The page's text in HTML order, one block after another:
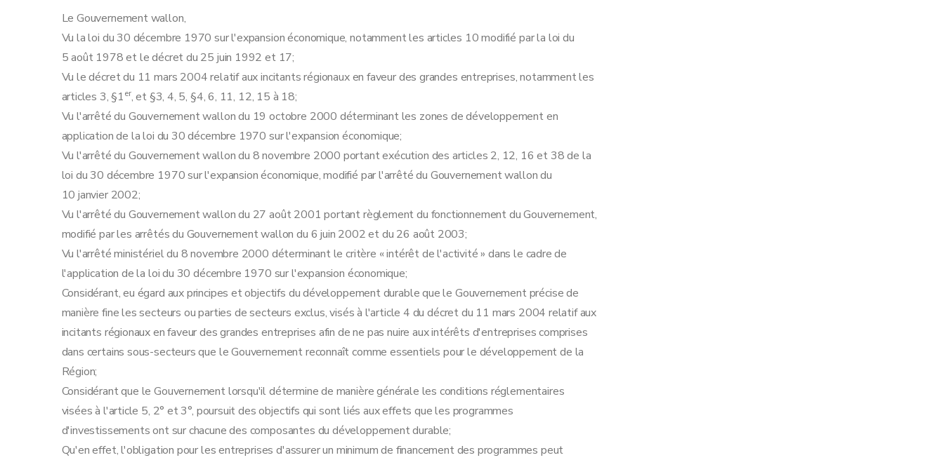
Art. 9
Art. 9bis
Art. 10
Art. 11
Art. 11bis
Art. 12
Art.12bis
Art. 13
Art. 14
Art. 15
Art. 16
Art. 17
Art.17bis
Art.17ter
Art. 18
Art. 19
Art. 20
Art. 21
Section 2
Art. 22
Section 3 La garantie
Art. 23
Le Gouvernement wallon,
Vu la loi du 30 décembre 1970 sur l'expansion économique, notamment les articles 10 modifié par la loi du
5 août 1978 et le décret du 25 juin 1992 et 17;
Vu le décret du 11 mars 2004 relatif aux incitants régionaux en faveur des grandes entreprises, notamment les
articles 3, §1er, et §3, 4, 5, §4, 6, 11, 12, 15 à 18;
Vu l'arrêté du Gouvernement wallon du 19 octobre 2000 déterminant les zones de développement en
application de la loi du 30 décembre 1970 sur l'expansion économique;
Vu l'arrêté du Gouvernement wallon du 8 novembre 2000 portant exécution des articles 2, 12, 16 et 38 de la
loi du 30 décembre 1970 sur l'expansion économique, modifié par l'arrêté du Gouvernement wallon du
10 janvier 2002;
Vu l'arrêté du Gouvernement wallon du 27 août 2001 portant règlement du fonctionnement du Gouvernement,
modifié par les arrêtés du Gouvernement wallon du 6 juin 2002 et du 26 août 2003;
Vu l'arrêté ministériel du 8 novembre 2000 déterminant le critère « intérêt de l'activité » dans le cadre de
l'application de la loi du 30 décembre 1970 sur l'expansion économique;
Considérant, eu égard aux principes et objectifs du développement durable que le Gouvernement précise de
manière fine les secteurs ou parties de secteurs exclus, visés à l'article 4 du décret du 11 mars 2004 relatif aux
incitants régionaux en faveur des grandes entreprises afin de ne pas nuire aux intérêts d'entreprises comprises
dans certains sous-secteurs que le Gouvernement reconnaît comme essentiels pour le développement de la
Région;
Considérant que le Gouvernement lorsqu'il détermine de manière générale les conditions réglementaires
visées à l'article 5, 2° et 3°, poursuit des objectifs qui sont liés aux effets que les programmes
d'investissements ont sur chacune des composantes du développement durable;
Qu'en effet, l'obligation pour les entreprises d'assurer un minimum de financement des programmes peut